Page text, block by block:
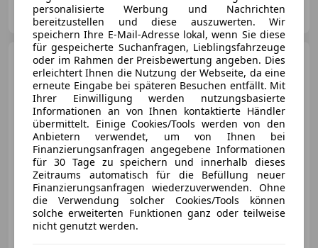
Privat
AT-6320 Angerberg
Mercedes-Benz E 53
AMG4MATIC * FINANZIERUNG
*
€ 52 990
10/2018 94 000 km
personalisierte Werbung und Nachrichten
bereitzustellen und diese auszuwerten. Wir
speichern Ihre E-Mail-Adresse lokal, wenn Sie diese
für gespeicherte Suchanfragen, Lieblingsfahrzeuge
oder im Rahmen der Preisbewertung angeben. Dies
erleichtert Ihnen die Nutzung der Webseite, da eine
erneute Eingabe bei späteren Besuchen entfällt. Mit
Ihrer Einwilligung werden nutzungsbasierte
Informationen an von Ihnen kontaktierte Händler
übermittelt. Einige Cookies/Tools werden von den
Anbietern verwendet, um von Ihnen bei
Finanzierungsanfragen angegebene Informationen
für 30 Tage zu speichern und innerhalb dieses
Zeitraums automatisch für die Befüllung neuer
Finanzierungsanfragen wiederzuverwenden. Ohne
die Verwendung solcher Cookies/Tools können
solche erweiterten Funktionen ganz oder teilweise
nicht genutzt werden.